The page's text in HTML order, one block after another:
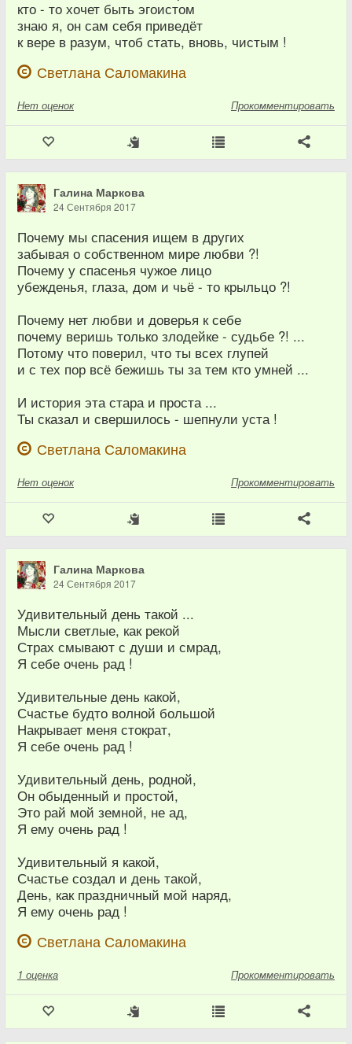
кто - то хочет быть эгоистом
знаю я, он сам себя приведёт
к вере в разум, чтоб стать, вновь, чистым !
Светлана Саломакина
Нет оценок Прокомментировать
Галина Маркова
24 Сентября 2017
Почему мы спасения ищем в других
забывая о собственном мире любви ?!
Почему у спасенья чужое лицо
убежденья, глаза, дом и чьё - то крыльцо ?!
Почему нет любви и доверья к себе
почему веришь только злодейке - судьбе ?! ...
Потому что поверил, что ты всех глупей
и с тех пор всё бежишь ты за тем кто умней ...
И история эта стара и проста ...
Ты сказал и свершилось - шепнули уста !
Светлана Саломакина
Нет оценок Прокомментировать
Галина Маркова
24 Сентября 2017
Удивительный день такой ...
Мысли светлые, как рекой
Страх смывают с души и смрад,
Я себе очень рад !
Удивительные день какой,
Счастье будто волной большой
Накрывает меня стократ,
Я себе очень рад !
Удивительный день, родной,
Он обыденный и простой,
Это рай мой земной, не ад,
Я ему очень рад !
Удивительный я какой,
Счастье создал и день такой,
День, как праздничный мой наряд,
Я ему очень рад !
Светлана Саломакина
1 оценка Прокомментировать